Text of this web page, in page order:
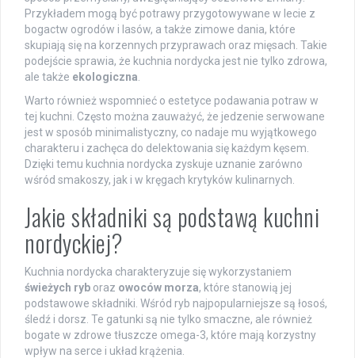
Przykładem mogą być potrawy przygotowywane w lecie z
bogactw ogrodów i lasów, a także zimowe dania, które
skupiają się na korzennych przyprawach oraz mięsach. Takie
podejście sprawia, że kuchnia nordycka jest nie tylko zdrowa,
ale także ekologiczna
Warto również wspomnieć o estetyce podawania potraw w
tej kuchni. Często można zauważyć, że jedzenie serwowane
jest w sposób minimalistyczny, co nadaje mu wyjątkowego
charakteru i zachęca do delektowania się każdym kęsem.
Dzięki temu kuchnia nordycka zyskuje uznanie zarówno
wśród smakoszy, jak i w kręgach krytyków kulinarnych.
Jakie składniki są podstawą kuchni
nordyckiej?
Kuchnia nordycka charakteryzuje się wykorzystaniem
świeżych ryb oraz owoców morza, które stanowią jej
podstawowe składniki. Wśród ryb najpopularniejsze są łosoś,
śledź i dorsz. Te gatunki są nie tylko smaczne, ale również
bogate w zdrowe tłuszcze omega-3, które mają korzystny
wpływ na serce i układ krążenia.